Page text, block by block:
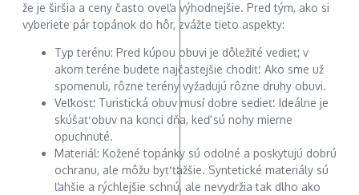
že je širšia a ceny často oveľa výhodnejšie. Pred tým, ako si
vyberiete pár topánok do hôr, zvážte tieto aspekty:
Typ terénu: Pred kúpou obuvi je dôležité vedieť, v
akom teréne budete najčastejšie chodiť. Ako sme už
spomenuli, rôzne terény vyžadujú rôzne druhy obuvi.
Veľkosť: Turistická obuv musí dobre sedieť. Ideálne je
skúšať obuv na konci dňa, keď sú nohy mierne
opuchnuté.
Materiál: Kožené topánky sú odolné a poskytujú dobrú
ochranu, ale môžu byť ťažšie. Syntetické materiály sú
ľahšie a rýchlejšie schnú, ale nevydržia tak dlho ako